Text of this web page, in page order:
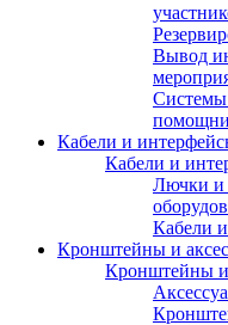
Вывод
Системы
Кабели и
Кабели и
Лючки и
Кабели
Кронштейны и
Кронштейны и